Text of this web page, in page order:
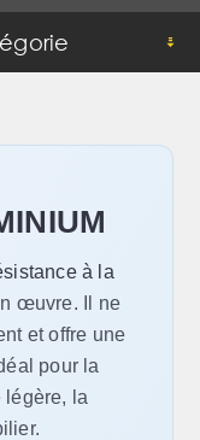
à la
œuvre. Il ne
et offre une
pour la
légère, la